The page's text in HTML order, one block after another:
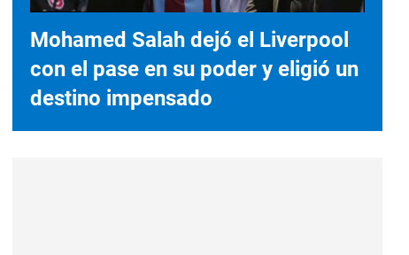
Mohamed Salah dejó el Liverpool
con el pase en su poder y eligió un
destino impensado